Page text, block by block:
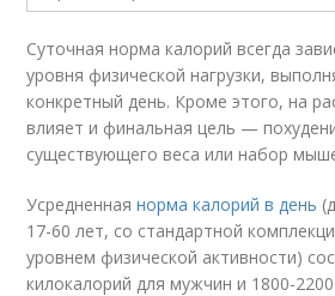
Суточная норма калорий всегда
уровня физической нагрузки,
конкретный день. Кроме этого, на
влияет и финальная цель —
существующего веса или набор
Усредненнаянорма калорий в день
17-60 лет, со стандартной
уровнем физической активности)
килокалорий для мужчин и 1800-